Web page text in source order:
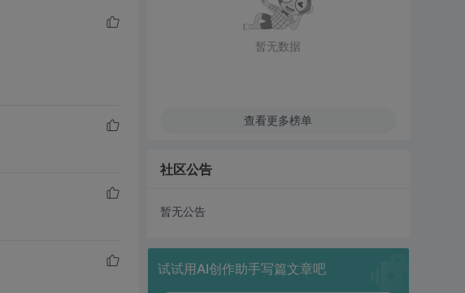
暂无数据
查看更多榜单
社区公告
暂无公告
试试用AI创作助手写篇文章吧